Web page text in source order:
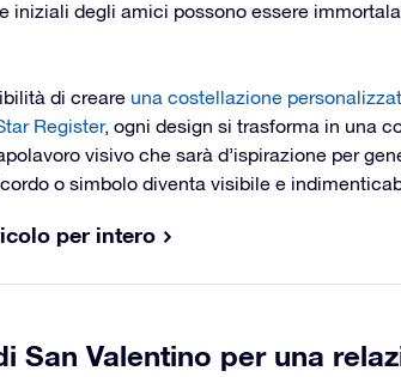
iniziali degli amici possono essere
di creare una costellazione
Register, ogni design si trasforma in una
visivo che sarà d’ispirazione per
o simbolo diventa visibile e
per intero
San Valentino per una